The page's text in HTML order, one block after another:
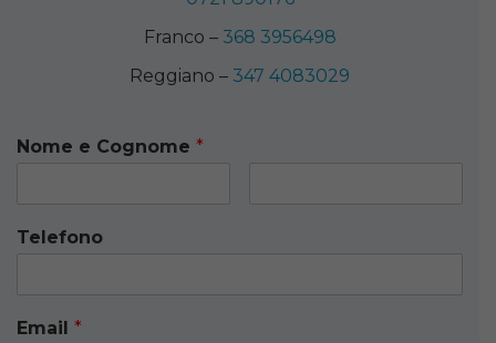
Franco – 368 3956498
Reggiano – 347 4083029
Nome e Cognome *
Telefono
Email *